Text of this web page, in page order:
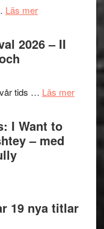
Läs merom
Håkan
Hellström
Folkets
–
en
2026 – II
tids … Läs merom
I Want to
– med
trailern19 nya titlar